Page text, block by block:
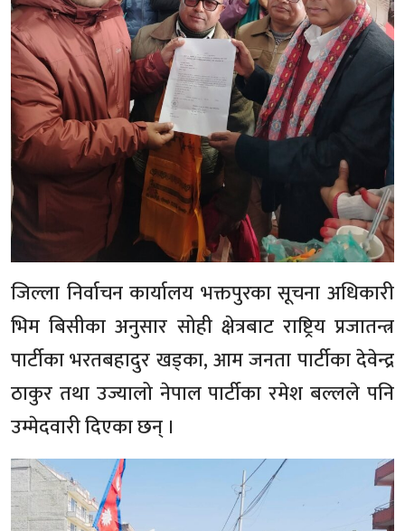
जिल्ला निर्वाचन कार्यालय भक्तपुरका सूचना अधिकारी
भिम बिसीका अनुसार सोही क्षेत्रबाट राष्ट्रिय प्रजातन्त्र
पार्टीका भरतबहादुर खड्का, आम जनता पार्टीका देवेन्द्र
ठाकुर तथा उज्यालो नेपाल पार्टीका रमेश बल्लले पनि
उम्मेदवारी दिएका छन् ।